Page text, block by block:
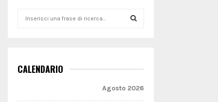
h
fCALENDARIO
Agosto 2026